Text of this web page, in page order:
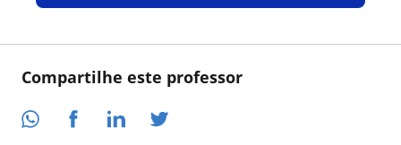
Compartilhe este professor